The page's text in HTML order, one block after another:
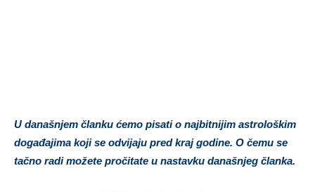
U današnjem članku ćemo pisati o najbitnijim astrološkim
događajima koji se odvijaju pred kraj godine. O čemu se
tačno radi možete pročitate u nastavku današnjeg članka.